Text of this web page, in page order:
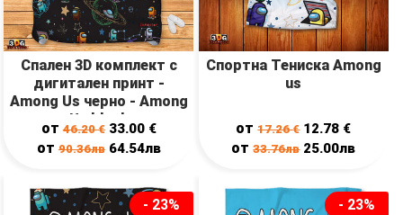
Спален 3D комплект с
дигитален принт -
Among Us черно - Among
Us black
от46.20€ 33.00 €
от90.36лв 64.54лв
Спортна Тениска Among
us
от17.26€ 12.78 €
от33.76лв 25.00лв
- 23% - 23%